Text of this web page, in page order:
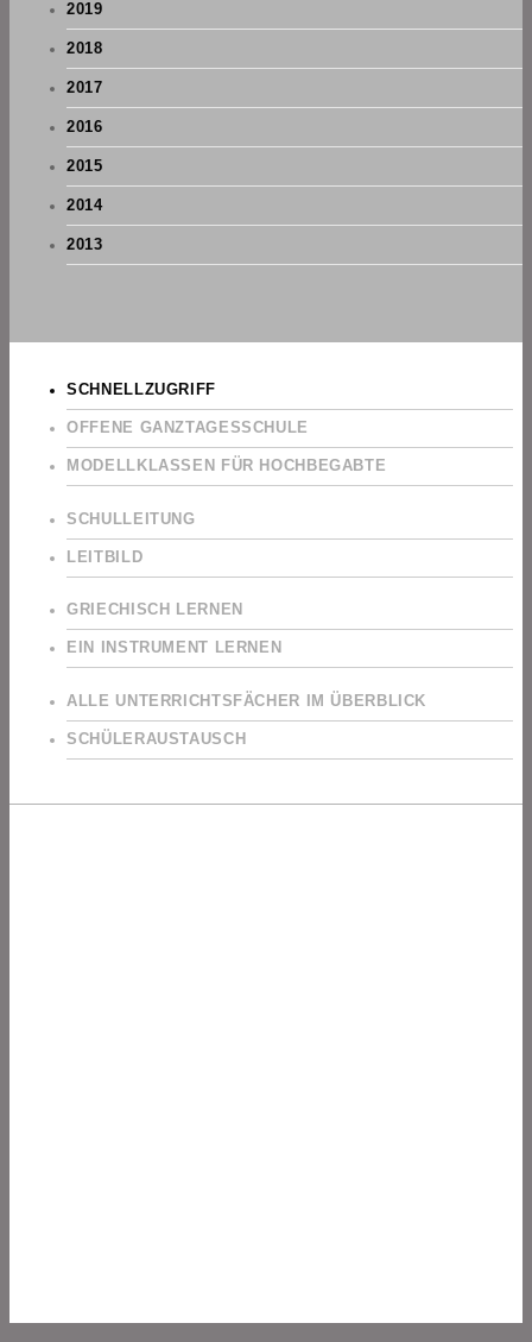
2019
2018
2017
2016
2015
2014
2013
SCHNELLZUGRIFF
OFFENE GANZTAGESSCHULE
MODELLKLASSEN FÜR HOCHBEGABTE
SCHULLEITUNG
LEITBILD
GRIECHISCH LERNEN
EIN INSTRUMENT LERNEN
ALLE UNTERRICHTSFÄCHER IM ÜBERBLICK
SCHÜLERAUSTAUSCH